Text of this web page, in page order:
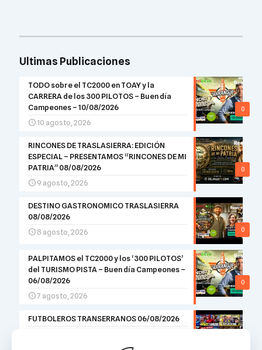
Ultimas Publicaciones
0
TODO sobre el TC2000 en TOAY y la
CARRERA de los 300 PILOTOS – Buen día
Campeones – 10/08/2026
10 agosto, 2026
0
RINCONES DE TRASLASIERRA: EDICIÓN
ESPECIAL – PRESENTAMOS “RINCONES DE MI
PATRIA” 08/08/2026
9 agosto, 2026
0
DESTINO GASTRONOMICO TRASLASIERRA
08/08/2026
8 agosto, 2026
0
PALPITAMOS el TC2000 y los ‘300 PILOTOS’
del TURISMO PISTA – Buen día Campeones –
06/08/2026
7 agosto, 2026
FUTBOLEROS TRANSERRANOS 06/08/2026